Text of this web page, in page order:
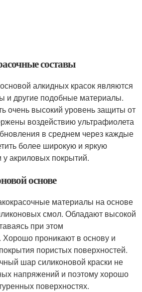
составы
алкидных красок являются
и другие подобные материалы.
очень высокий уровень защиты от
воздействию ультрафиолета
в среднем через каждые
более широкую и яркую
акриловых покрытий.
основе
материалы на основе
смол. Обладают высокой
при этом
проникают в основу и
пористых поверхностей.
шар силиконовой краски не
напряжений и поэтому хорошо
поверхностях.